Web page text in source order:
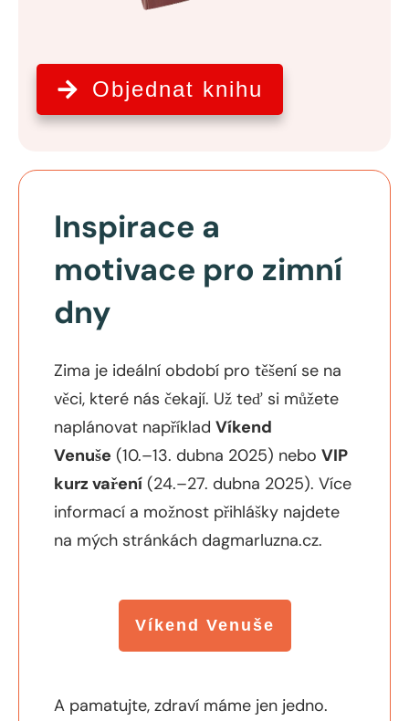
Objednat knihu
Inspirace a
motivace pro zimní
dny
Zima je ideální období pro těšení se na
věci, které nás čekají. Už teď si můžete
naplánovat například Víkend
Venuše (10.–13. dubna 2025) nebo VIP
kurz vaření (24.–27. dubna 2025). Více
informací a možnost přihlášky najdete
na mých stránkách dagmarluzna.cz.
Víkend Venuše
A pamatujte, zdraví máme jen jedno.